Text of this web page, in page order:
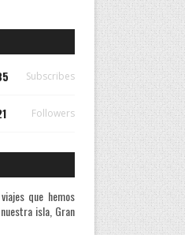
Subscribes
Followers
que hemos
isla, Gran